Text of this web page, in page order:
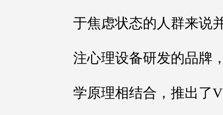
于焦虑状态的人群来说
注心理设备研发的品牌
学原理相结合，推出了